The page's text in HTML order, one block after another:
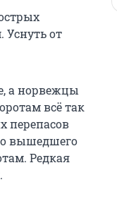
Уснуть от
а норвежцы
всё так
перепасов
вышедшего
Редкая